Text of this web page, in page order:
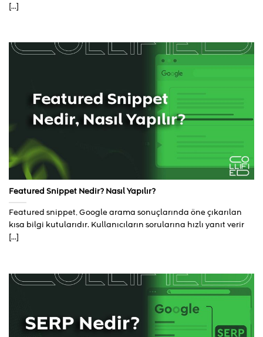
[...]
Featured Snippet Nedir? Nasıl Yapılır?
Featured snippet, Google arama sonuçlarında öne çıkarılan
kısa bilgi kutularıdır. Kullanıcıların sorularına hızlı yanıt verir
[...]